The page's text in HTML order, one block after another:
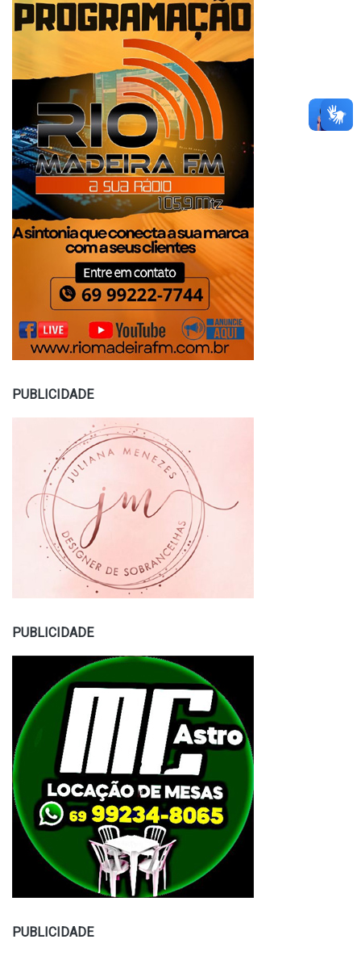
PUBLICIDADE
PUBLICIDADE
PUBLICIDADE